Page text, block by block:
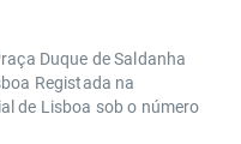
Duque de Saldanha
Registada na
de Lisboa sob o número